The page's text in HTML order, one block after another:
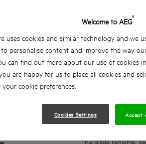
Faibles niveau de
grande précision.
Molette de
l’utilisateur un
Réglage rapide de
serrage, et micro-
Échelle graduée
Livrée avec pinces
fraise les plus
Livrée avec : buse
parallèle réglable,
Welcome to AEG®
uses cookies and similar technology and we
personalise content and improve the way
can find out more about our use of cookies
are happy for us to place all cookies and
cookie preferences.
Cookies Settings Accept